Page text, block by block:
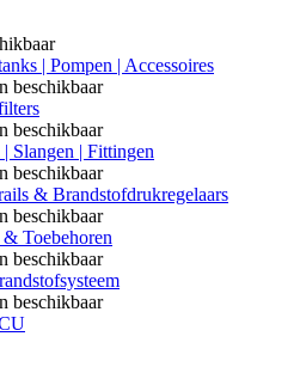
| Pompen | Accessoires
beschikbaar
beschikbaar
Slangen | Fittingen
beschikbaar
& Brandstofdrukregelaars
beschikbaar
Toebehoren
beschikbaar
beschikbaar